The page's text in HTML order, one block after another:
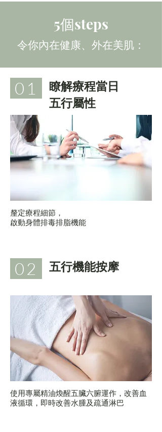
5個steps
令你內在健康、外在美肌：
01
瞭解療程當日
五行屬性
釐定療程細節，
啟動身體排毒排脂機能
02 五行機能按摩
使用專屬精油煥醒五臟六腑運作，改善血
液循環，即時改善水腫及疏通淋巴